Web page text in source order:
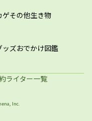
ゲその他生き物
ッズおでかけ図鑑
ライター一覧
Inc.